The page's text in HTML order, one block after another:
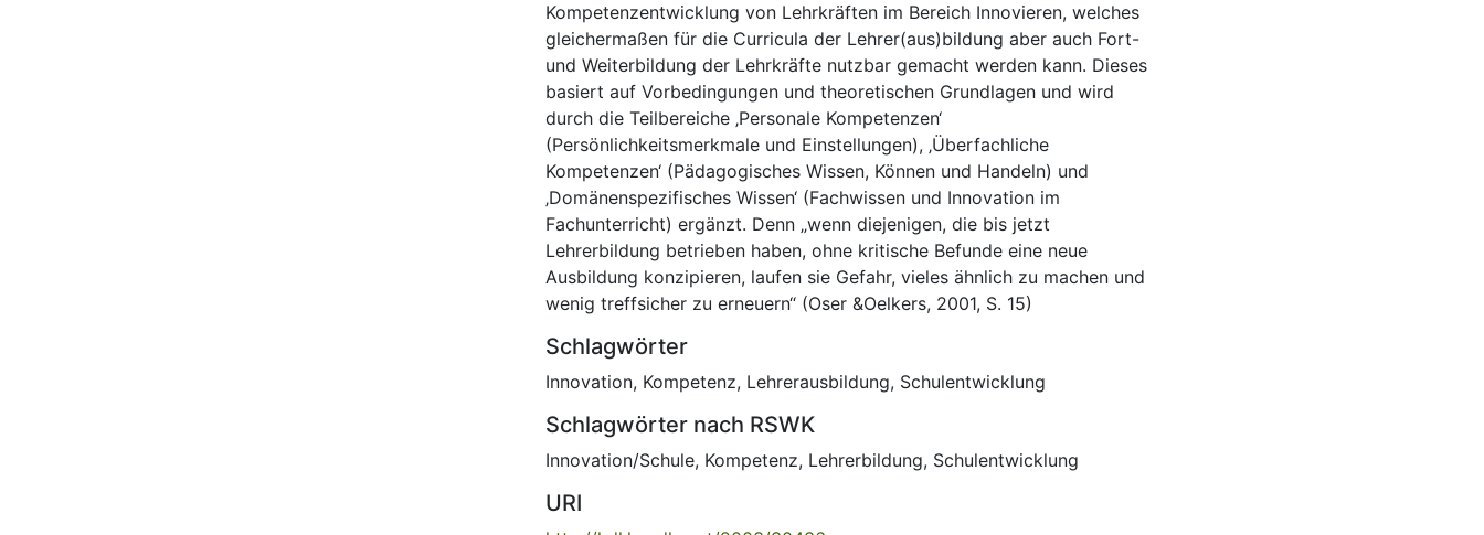
Kompetenzentwicklung von Lehrkräften im Bereich Innovieren, welches
gleichermaßen für die Curricula der Lehrer(aus)bildung aber auch Fort-
und Weiterbildung der Lehrkräfte nutzbar gemacht werden kann. Dieses
basiert auf Vorbedingungen und theoretischen Grundlagen und wird
durch die Teilbereiche ‚Personale Kompetenzen‘
(Persönlichkeitsmerkmale und Einstellungen), ‚Überfachliche
Kompetenzen‘ (Pädagogisches Wissen, Können und Handeln) und
‚Domänenspezifisches Wissen‘ (Fachwissen und Innovation im
Fachunterricht) ergänzt. Denn „wenn diejenigen, die bis jetzt
Lehrerbildung betrieben haben, ohne kritische Befunde eine neue
Ausbildung konzipieren, laufen sie Gefahr, vieles ähnlich zu machen und
wenig treffsicher zu erneuern“ (Oser &Oelkers, 2001, S. 15)
Schlagwörter
Innovation, Kompetenz, Lehrerausbildung, Schulentwicklung
Schlagwörter nach RSWK
Innovation/Schule, Kompetenz, Lehrerbildung, Schulentwicklung
URI